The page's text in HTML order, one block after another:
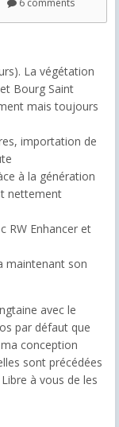
La végétation
Bourg Saint
mais toujours
importation de
à la génération
nettement
RW Enhancer et
maintenant son
avec le
par défaut que
conception
sont précédées
à vous de les